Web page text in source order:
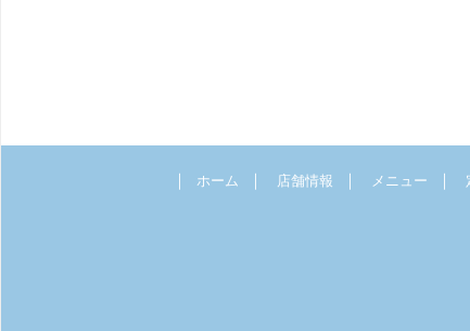
｜ ホーム ｜ 店舗情報 ｜ メニュー ｜